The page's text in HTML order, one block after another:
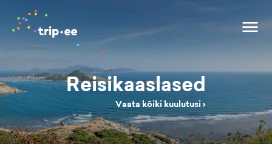
Reisikaaslased
Vaata kõiki kuulutusi ›